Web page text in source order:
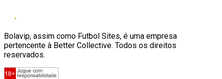
Bolavip, assim como Futbol Sites, é uma empresa
pertencente à Better Collective. Todos os direitos
reservados.